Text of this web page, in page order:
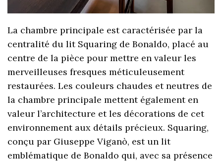
La chambre principale est caractérisée par la
centralité du lit Squaring de Bonaldo, placé au
centre de la pièce pour mettre en valeur les
merveilleuses fresques méticuleusement
restaurées. Les couleurs chaudes et neutres de
la chambre principale mettent également en
valeur l’architecture et les décorations de cet
environnement aux détails précieux. Squaring,
conçu par Giuseppe Viganò, est un lit
emblématique de Bonaldo qui, avec sa présence